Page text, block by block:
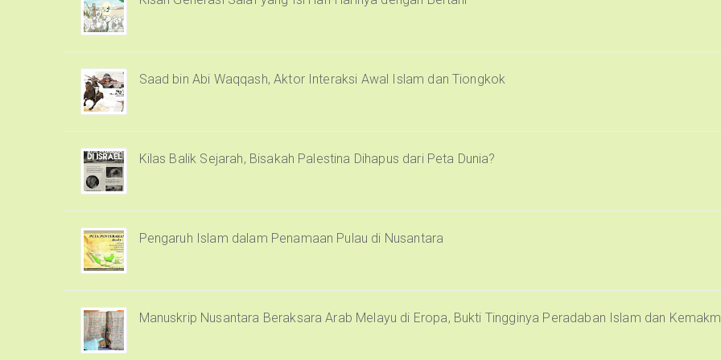
Saad bin Abi Waqqash, Aktor Interaksi Awal Islam dan Tiongkok
Kilas Balik Sejarah, Bisakah Palestina Dihapus dari Peta Dunia?
Pengaruh Islam dalam Penamaan Pulau di Nusantara
Manuskrip Nusantara Beraksara Arab Melayu di Eropa, Bukti Tingginya Peradaban Islam dan